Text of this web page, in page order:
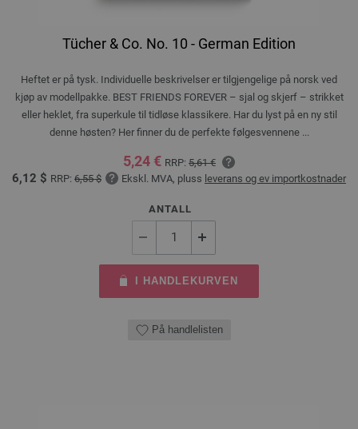
Tücher & Co. No. 10 - German Edition
Heftet er på tysk. Individuelle beskrivelser er tilgjengelige på norsk ved
kjøp av modellpakke. BEST FRIENDS FOREVER – sjal og skjerf – strikket
eller heklet, fra superkule til tidløse klassikere. Har du lyst på en ny stil
denne høsten? Her finner du de perfekte følgesvennene ...
5,24 € RRP: 5,61 €
6,12 $ RRP: 6,55 $ Ekskl. MVA, pluss leverans og ev importkostnader
ANTALL
I HANDLEKURVEN
På handlelisten